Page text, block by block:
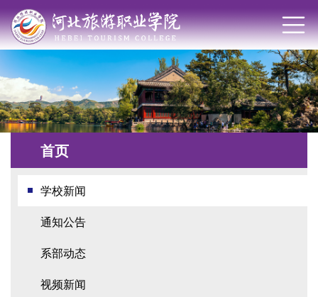
首页
学校新闻
通知公告
系部动态
视频新闻